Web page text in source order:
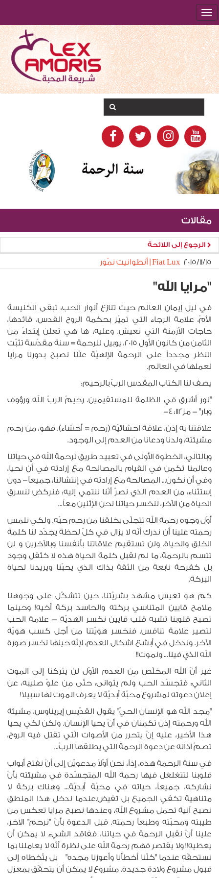
مقالات
الرجوع إلى اللائحة
١٥‏/١١‏/٢٠١٥ Fiat Lux | أنطوانيت نمّور
"مرايا الله"
في ليل إيمان العالم حيث تنازع أنوار الحب، تبقى الكنيسة
الأمّ، علامة الرجاء التي تميّز بحكمة الروح القدس، قائدها،
حاجات الأزمنة التي نعيش. وعليه، ها هي تعلن إبتداءً من
الثامن من كانون الأول 2015، يوبيل للرحمة = سنة مقدّسة تثبّت
النظر مجدداً على الرحمة الإلهيّة علّنا نصبح بدورنا مرايا
لعملها في العالم.
يصف لنا الكتاب المقدس الربّ بالرحيم:
"نور أشرق في الظلمة للمستقيمين. رحيمٌ الربّ الله ورؤوف
وبار" - مز112: 4-
علاقتنا به إذن، علاقة احشائيّة (رحم = أحشاء). فهو، من رحم
مشيئته، ولدنا ودعانا من العدم إلى الوجود.
وبالتالي، الخطوة الأولى في تعبيد طريق لرحمة الله في حياتنا
وعالمنا تكمن في القيام بالمصالحة مع إرادته في أن نحيا،
وفي أن نكون... المصالحة مع إرادته في إنتشالنا، جميعاً- دون
إستثناء، من العدم الذي نصرّ أنّنا ننتمي إليه: فنركض لنسرق
الحياة من الآخر، لنخسر حياتنا نحن الإثنين معاً...
أوّل وجوه رحمة الله تتجلّى بخلقنا من رحم حبّه. ولكي نلمس
رحمته علينا أن ندرك أنّه لا يزال في كلّ لحظة يجدّد لنا كلمة
الخلق والحياة. ولن تستقيم علاقاتنا بأنفسنا وبالآخرين و لن
تتسم بالرحمة، ما لم نقبل كلمة الحياة هذه لا كثقل وجود
بل كفرحة نابعة من الثقة بذاك الذي يحبّنا ويريدنا لحياة
البركة.
كم هو تعيس مشهد بشريّتنا، حين تتشكّل على وجوهنا
ملامح قايين المتناسي بركته والحاسد بركة أخيه! وحينما
تصبح قلوبنا تشبه قلب قايين نكسر الهديّة - علامة الحب
لتصير علامة تنافس. فنخسر هويّتنا من أجل كسب هويّة
الآخر. وندخل في أبشع اشكال العدم، لإنّه حينها نخسر صورة
الله الذي فينا... ونموت!!
غير أنّ الله المخلّص مِن العدم الأوّل لن يتركنا إلى الموت
الثاني: فتجسّد الحب ولم يتوانى، حتّى مِن علوّ صليبه، عن
إعلان دعوته لمشروع محبّة أبديّة لا يعرف الموت لها سبيلا!
"مجد الله هو الإنسان الحيّ" يقول القدّيس إيريناوس، مشيئة
الله ورحمته إذن تكمنان في أنْ يحيا الإنسان. ولكن لكي يحيا
هذا الأخير، عليه إنْ يتحرر من الأصوات الّتي تقتل فيه الروح،
تصمّ آذانه عن دعوة الرحمة التي يطلقها الربّ...
في سنة الرحمة هذه، إذاً، نحن أوّلاً مدعويّن إلى أنْ نفتح أبواب
قلوبنا لتتغلغل فيها رحمة الله المتجسّدة في مشيئته بأنْ
نشاركه، جميعاً، حياته في محبّة أبديّة... وهناك بركة لا
متناهية تكفي الجميع بل تفيض.عندما ندخل هذا المنطق
نصبح آنية تحمل مشروع الله، وعندها نصبح مرايا تعكس من
طيبته ومحبّته وطبعاً رحمته. قبل الدعوة بأنْ "نرحم" الآخر،
علينا أنْ نقبل الرحمة في حياتنا، ففاقد الشيء لا يمكن أن
يعطيه!! ولا يقتصر فهم رحمة الله على نظرة أنّه لا يعاملنا بما
نستحقّه عندما "كلّنا أخطأنا وأعوزنا مجده" بل يتّخطاه إلى
قبول مشروع ولادة جديدة. مشروع لا يمكن أنْ يتحقّق بمعزل